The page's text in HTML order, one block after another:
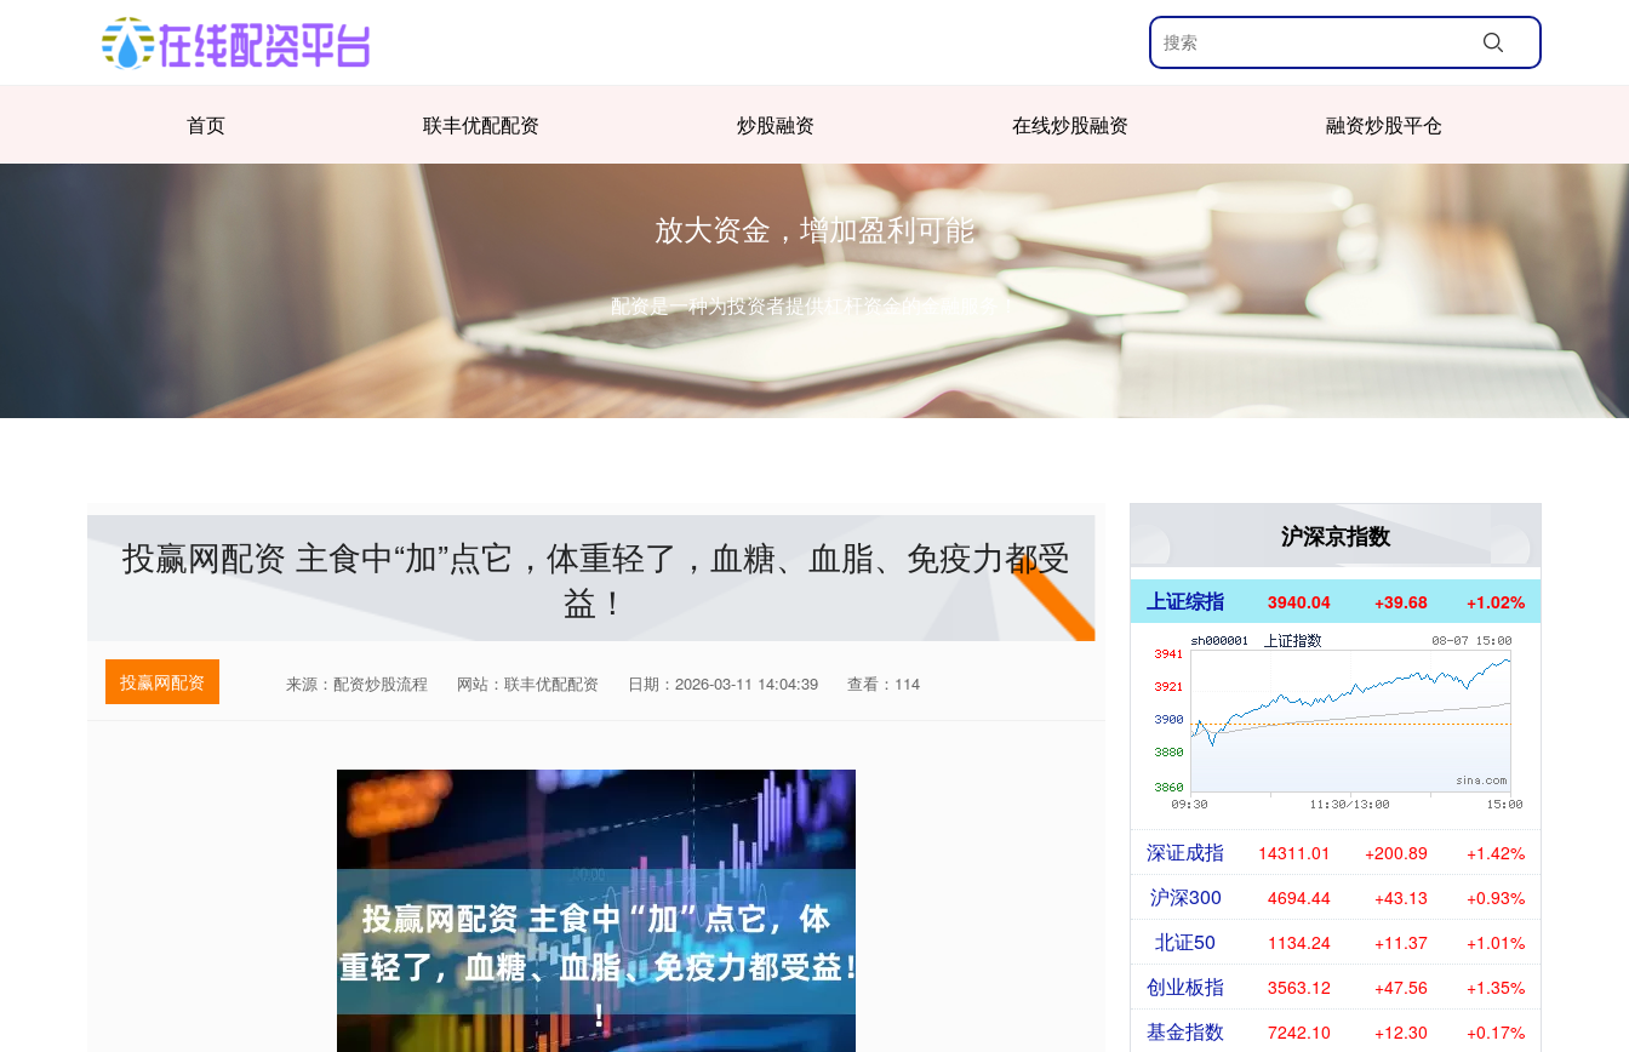
首页 联丰优配配资 炒股融资 在线炒股融资 融资炒股平仓
放大资金，增加盈利可能
配资是一种为投资者提供杠杆资金的金融服务！
投赢网配资 主食中“加”点它，体重轻了，血糖、血脂、免疫力都受
益！
投赢网配资 来源：配资炒股流程 网站：联丰优配配资 日期：2026-03-11 14:04:39 查看：114
沪深京指数
上证综指 3940.04 +39.68 +1.02%
深证成指 14311.01 +200.89 +1.42%
沪深300 4694.44 +43.13 +0.93%
北证50 1134.24 +11.37 +1.01%
创业板指 3563.12 +47.56 +1.35%
基金指数 7242.10 +12.30 +0.17%